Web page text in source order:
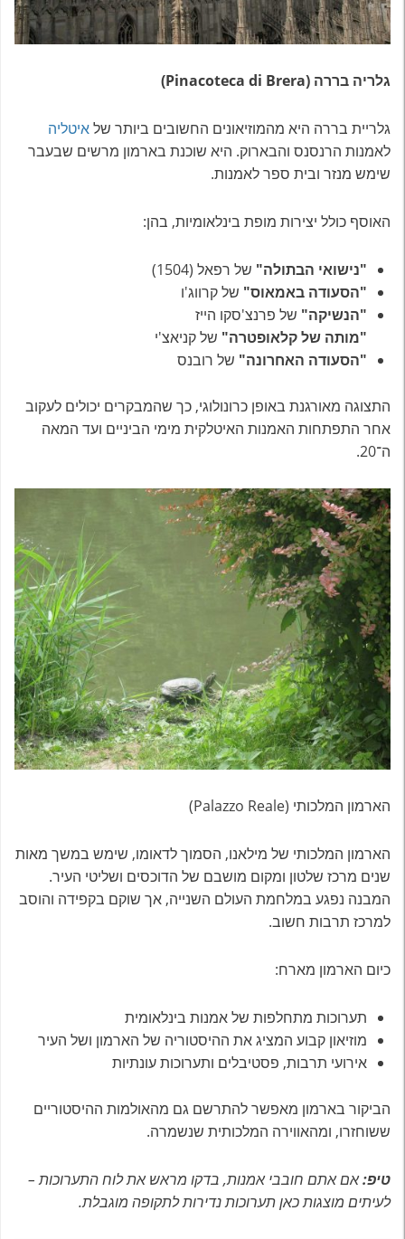
גלריה בררה (Pinacoteca di Brera)
גלריית בררה היא מהמוזיאונים החשובים ביותר שלאיטליה
לאמנות הרנסנס והבארוק. היא שוכנת בארמון מרשים שבעבר
שימש מנזר ובית ספר לאמנות.
האוסף כולל יצירות מופת בינלאומיות, בהן:
"נישואי הבתולה" של רפאל (1504)
"הסעודה באמאוס" של קרווג'ו
"הנשיקה" של פרנצ'סקו הייז
"מותה של קלאופטרה" של קניאצ'י
"הסעודה האחרונה" של רובנס
התצוגה מאורגנת באופן כרונולוגי, כך שהמבקרים יכולים לעקוב
אחר התפתחות האמנות האיטלקית מימי הביניים ועד המאה
ה־20.
הארמון המלכותי (Palazzo Reale)
הארמון המלכותי של מילאנו, הסמוך לדאומו, שימש במשך מאות
שנים מרכז שלטון ומקום מושבם של הדוכסים ושליטי העיר.
המבנה נפגע במלחמת העולם השנייה, אך שוקם בקפידה והוסב
למרכז תרבות חשוב.
כיום הארמון מארח:
תערוכות מתחלפות של אמנות בינלאומית
מוזיאון קבוע המציג את ההיסטוריה של הארמון ושל העיר
אירועי תרבות, פסטיבלים ותערוכות עונתיות
הביקור בארמון מאפשר להתרשם גם מהאולמות ההיסטוריים
ששוחזרו, ומהאווירה המלכותית שנשמרה.
טיפ:אם אתם חובבי אמנות, בדקו מראש את לוח התערוכות –
לעיתים מוצגות כאן תערוכות נדירות לתקופה מוגבלת.